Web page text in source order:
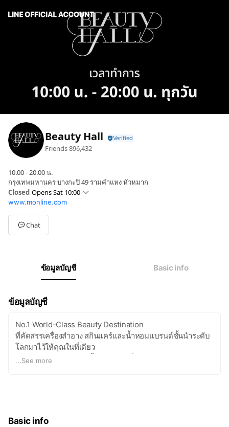
Beauty Hall
Friends896,432
10.00 - 20.00 น.
กรุงเทพมหานคร บางกะปิ 49 รามคำแหง หัวหมาก
Closed Opens Sat 10:00
Sun10:00 - 20:00
Mon10:00 - 20:00
Tue10:00 - 20:00
Wed10:00 - 20:00
10:00 - 20:00
www.monline.com
Chat
ข้อมูลบัญชี Basic info
ข้อมูลบัญชี
No.1 World-Class Beauty Destination
ที่คัดสรรเครื่องสำอาง สกินแคร์และน้ำหอมแบรนด์ชั้นนำระดับ
โลกมาไว้ให้คุณในที่เดียว
รวมถึงอัพเดตเทรนด์บิวตี้และโปรโมชั่นแบบ Exclusive ก่อน
...See more
Basic info